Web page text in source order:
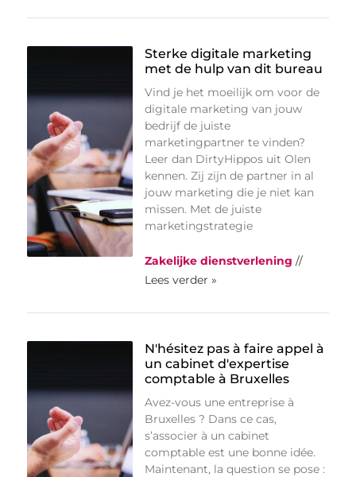
Sterke digitale marketing
met de hulp van dit bureau
Vind je het moeilijk om voor de
digitale marketing van jouw
bedrijf de juiste
marketingpartner te vinden?
Leer dan DirtyHippos uit Olen
kennen. Zij zijn de partner in al
jouw marketing die je niet kan
missen. Met de juiste
marketingstrategie
Zakelijke dienstverlening //
Lees verder »
N'hésitez pas à faire appel à
un cabinet d'expertise
comptable à Bruxelles
Avez-vous une entreprise à
Bruxelles ? Dans ce cas,
s’associer à un cabinet
comptable est une bonne idée.
Maintenant, la question se pose :